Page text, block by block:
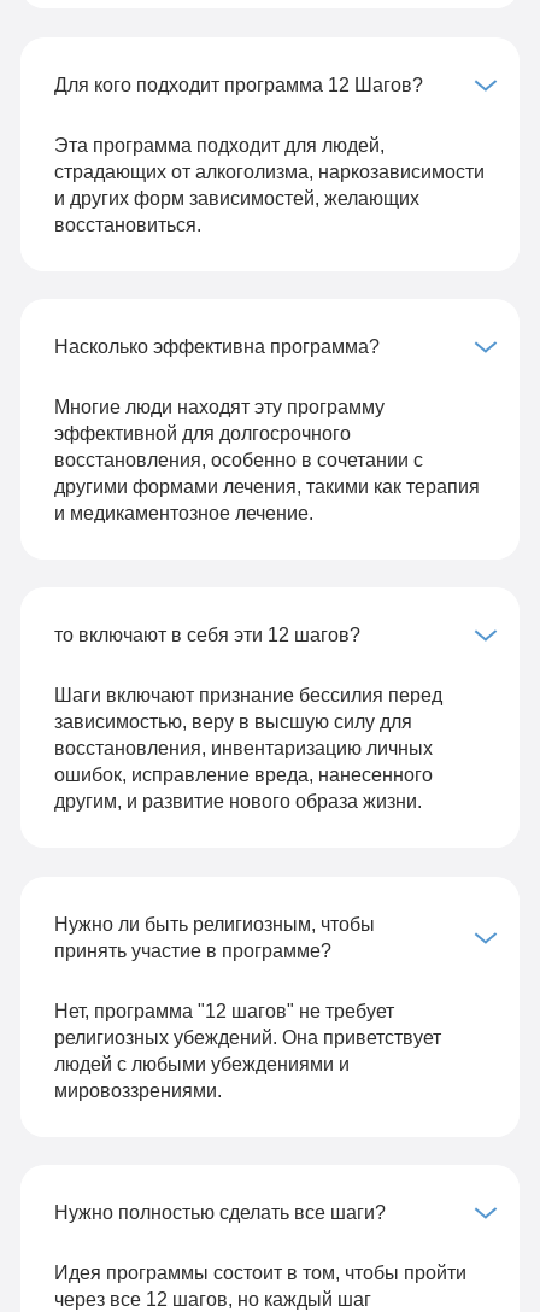
Для кого подходит программа 12 Шагов?
Эта программа подходит для людей,
страдающих от алкоголизма, наркозависимости
и других форм зависимостей, желающих
восстановиться.
Насколько эффективна программа?
Многие люди находят эту программу
эффективной для долгосрочного
восстановления, особенно в сочетании с
другими формами лечения, такими как терапия
и медикаментозное лечение.
то включают в себя эти 12 шагов?
Шаги включают признание бессилия перед
зависимостью, веру в высшую силу для
восстановления, инвентаризацию личных
ошибок, исправление вреда, нанесенного
другим, и развитие нового образа жизни.
Нужно ли быть религиозным, чтобы
принять участие в программе?
Нет, программа "12 шагов" не требует
религиозных убеждений. Она приветствует
людей с любыми убеждениями и
мировоззрениями.
Нужно полностью сделать все шаги?
Идея программы состоит в том, чтобы пройти
через все 12 шагов, но каждый шаг